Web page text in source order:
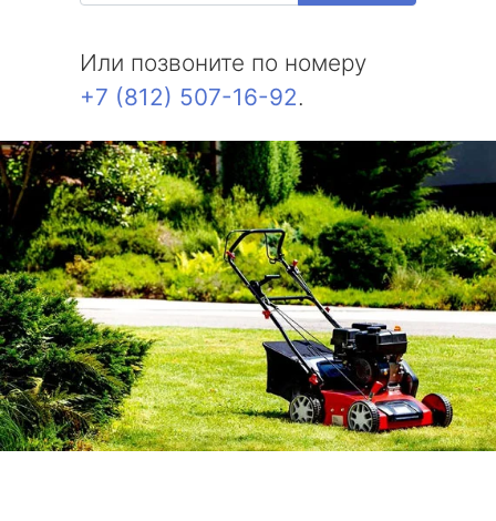
Или позвоните по номеру
+7 (812) 507-16-92.